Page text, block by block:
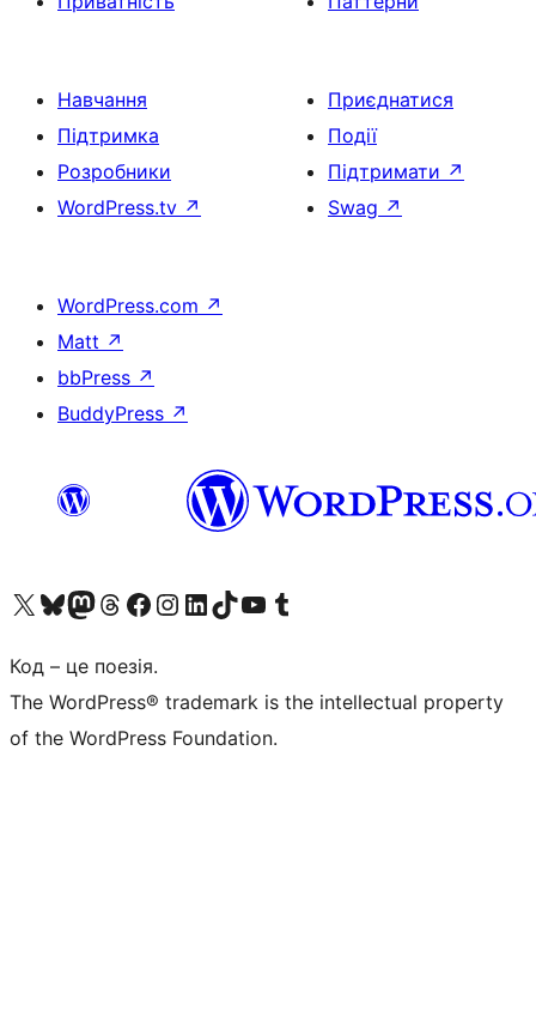
Навчання
Підтримка
Розробники
WordPress.tv ↗
Приєднатися
Події
Підтримати ↗
Swag ↗
WordPress.com ↗
Matt ↗
bbPress ↗
BuddyPress ↗
Visit our X (formerly Twitter) account
Visit our Bluesky account
Завітайте до нашої стрічки в Mastodon
Visit our Threads account
Завітайте на нашу сторінку в Facebook
Visit our Instagram account
Visit our LinkedIn account
Visit our TikTok account
Visit our YouTube channel
Visit our Tumblr account
Код – це поезія.
The WordPress® trademark is the intellectual property
of the WordPress Foundation.